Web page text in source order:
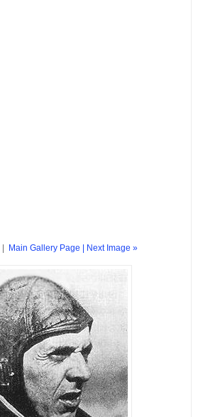
Main Gallery Page | Next Image »